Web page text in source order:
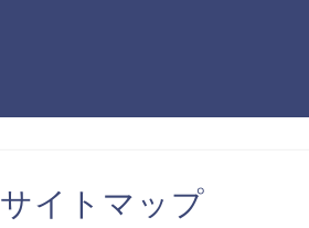
サイトマップ